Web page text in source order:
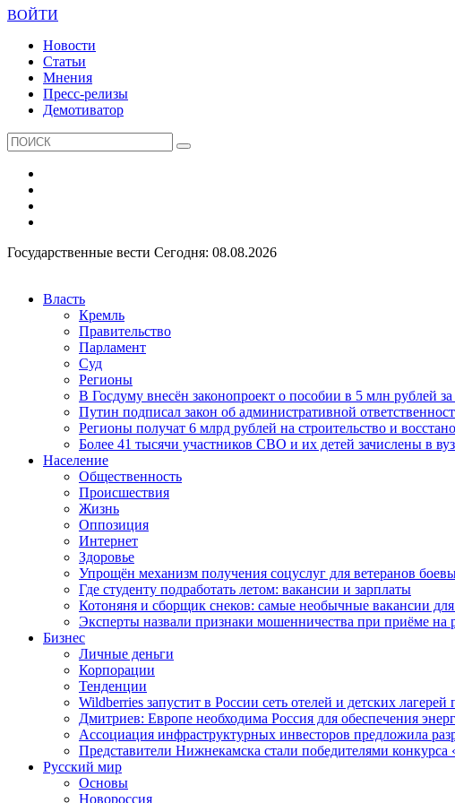
ВОЙТИ
Новости
Статьи
Мнения
Пресс-релизы
Демотиватор
Государственные вести Сегодня: 08.08.2026
Власть
Кремль
Правительство
Парламент
Суд
Регионы
В Госдуму внесён законопроект о пособии в 5 млн рублей
Путин подписал закон об административной
Регионы получат 6 млрд рублей на строительство и
Более 41 тысячи участников СВО и их детей зачислены в
Население
Общественность
Происшествия
Жизнь
Оппозиция
Интернет
Здоровье
Упрощён механизм получения соцуслуг для ветеранов
Где студенту подработать летом: вакансии и зарплаты
Котоняня и сборщик снеков: самые необычные вакансии для
Эксперты назвали признаки мошенничества при приёме на
Бизнес
Личные деньги
Корпорации
Тенденции
Wildberries запустит в России сеть отелей и детских
Дмитриев: Европе необходима Россия для обеспечения
Ассоциация инфраструктурных инвесторов предложила
Представители Нижнекамска стали победителями
Русский мир
Основы
Новороссия